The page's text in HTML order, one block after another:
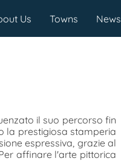
Us Towns News
il suo percorso fin
la prestigiosa stamperia
espressiva, grazie al
affinare l'arte pittorica